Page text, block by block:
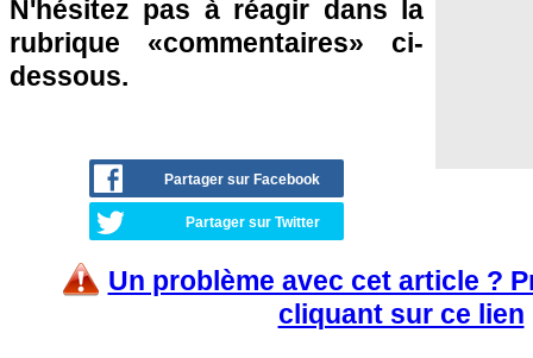
N'hésitez pas à réagir dans la
rubrique «commentaires» ci-
dessous.
Partager sur Facebook
Partager sur Twitter
Un problème avec cet article ?
cliquant sur ce lien